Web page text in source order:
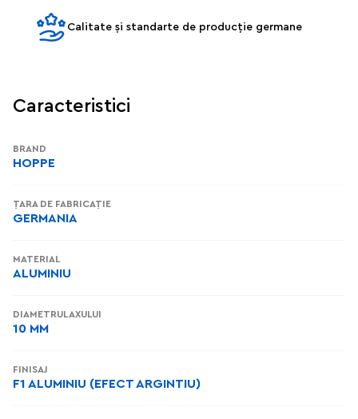
Calitate și standarte de producție germane
Caracteristici
BRAND
HOPPE
ȚARA DE FABRICAȚIE
GERMANIA
MATERIAL
ALUMINIU
DIAMETRUL AXULUI
10 MM
FINISAJ
F1 ALUMINIU (EFECT ARGINTIU)